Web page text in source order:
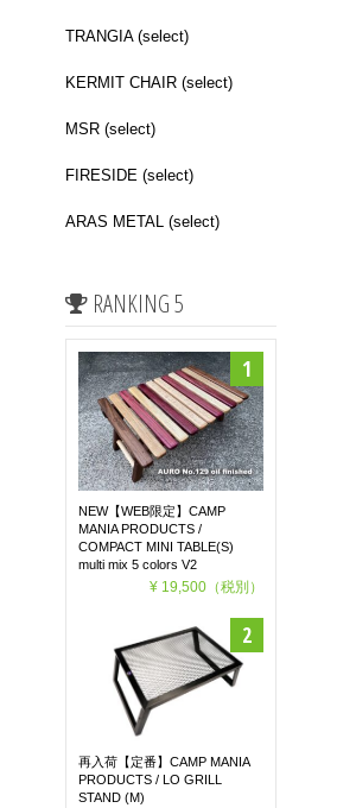
TRANGIA (select)
KERMIT CHAIR (select)
MSR (select)
FIRESIDE (select)
ARAS METAL (select)
RANKING 5
NEW【WEB限定】CAMP
MANIA PRODUCTS /
COMPACT MINI TABLE(S)
multi mix 5 colors V2
¥ 19,500（税別）
再入荷【定番】CAMP MANIA
PRODUCTS / LO GRILL
STAND (M)